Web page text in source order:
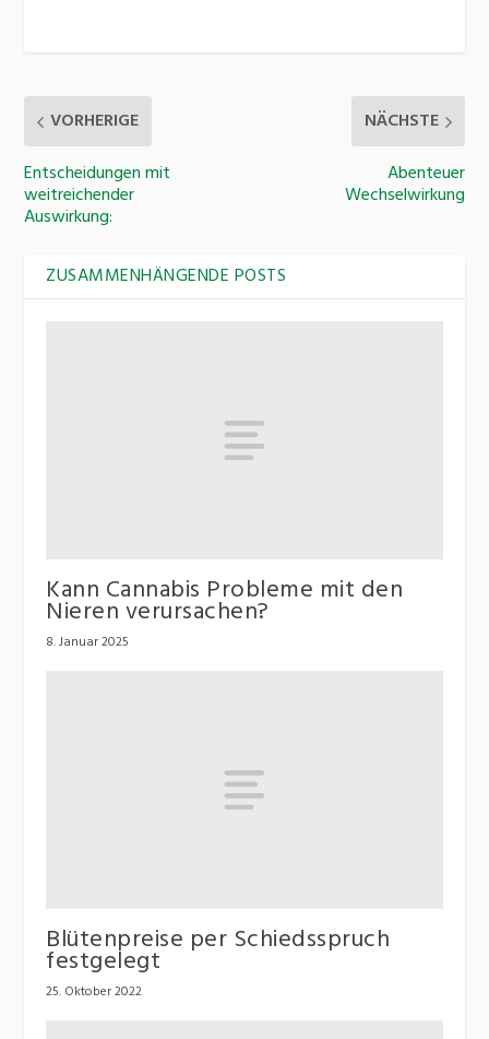
VORHERIGE
Entscheidungen mit
weitreichender
Auswirkung:
NÄCHSTE
Abenteuer
Wechselwirkung
ZUSAMMENHÄNGENDE POSTS
Kann Cannabis Probleme mit den
Nieren verursachen?
8. Januar 2025
Blütenpreise per Schiedsspruch
festgelegt
25. Oktober 2022